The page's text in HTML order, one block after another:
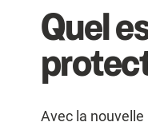
Quel
Avec la